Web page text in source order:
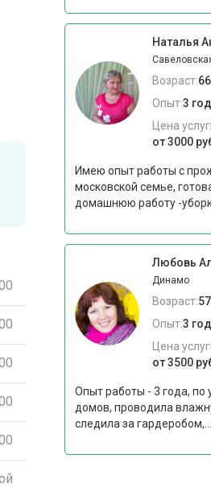
Наталья
Возраст:
Опыт:3
Цена
от 3000
Имею опыт работы с
московской семье,
домашнюю работу -
Любовь
Динамо
Возраст:
Опыт:3
Цена
от 3500
Опыт работы - 3 года, по
домов, проводила
следила за гардеробом,...